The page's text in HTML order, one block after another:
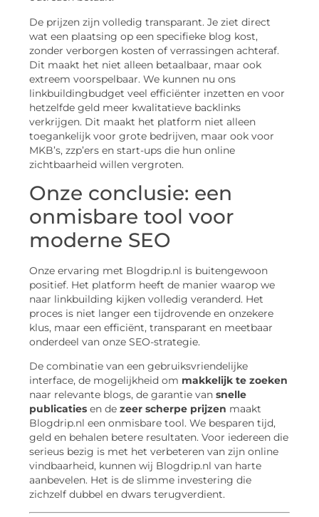
De prijzen zijn volledig transparant. Je ziet direct
wat een plaatsing op een specifieke blog kost,
zonder verborgen kosten of verrassingen achteraf.
Dit maakt het niet alleen betaalbaar, maar ook
extreem voorspelbaar. We kunnen nu ons
linkbuildingbudget veel efficiënter inzetten en voor
hetzelfde geld meer kwalitatieve backlinks
verkrijgen. Dit maakt het platform niet alleen
toegankelijk voor grote bedrijven, maar ook voor
MKB’s, zzp’ers en start-ups die hun online
zichtbaarheid willen vergroten.
Onze conclusie: een
onmisbare tool voor
moderne SEO
Onze ervaring met Blogdrip.nl is buitengewoon
positief. Het platform heeft de manier waarop we
naar linkbuilding kijken volledig veranderd. Het
proces is niet langer een tijdrovende en onzekere
klus, maar een efficiënt, transparant en meetbaar
onderdeel van onze SEO-strategie.
De combinatie van een gebruiksvriendelijke
interface, de mogelijkheid om makkelijk te zoeken
naar relevante blogs, de garantie van snelle
publicaties en de zeer scherpe prijzen maakt
Blogdrip.nl een onmisbare tool. We besparen tijd,
geld en behalen betere resultaten. Voor iedereen die
serieus bezig is met het verbeteren van zijn online
vindbaarheid, kunnen wij Blogdrip.nl van harte
aanbevelen. Het is de slimme investering die
zichzelf dubbel en dwars terugverdient.